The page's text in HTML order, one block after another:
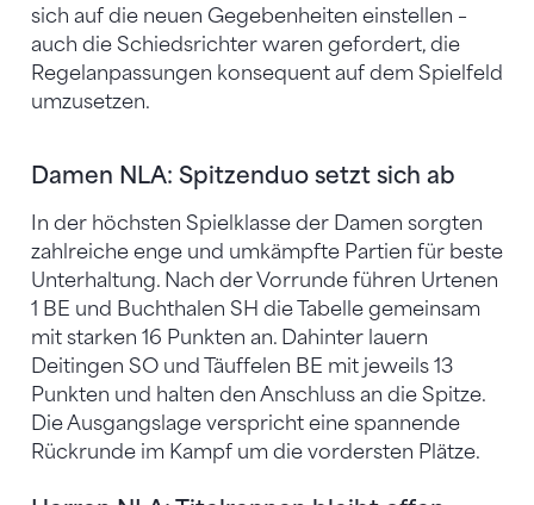
sich auf die neuen Gegebenheiten einstellen –
auch die Schiedsrichter waren gefordert, die
Regelanpassungen konsequent auf dem Spielfeld
umzusetzen.
Damen NLA: Spitzenduo setzt sich ab
In der höchsten Spielklasse der Damen sorgten
zahlreiche enge und umkämpfte Partien für beste
Unterhaltung. Nach der Vorrunde führen Urtenen
1 BE und Buchthalen SH die Tabelle gemeinsam
mit starken 16 Punkten an. Dahinter lauern
Deitingen SO und Täuffelen BE mit jeweils 13
Punkten und halten den Anschluss an die Spitze.
Die Ausgangslage verspricht eine spannende
Rückrunde im Kampf um die vordersten Plätze.